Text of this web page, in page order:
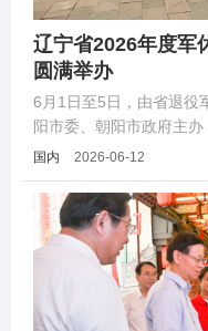
辽宁省2026年度军
圆满举办
6月1日至5日，由省退役
阳市委、朝阳市政府主办
省2026年度军休功臣荣
国内 2026-06-12